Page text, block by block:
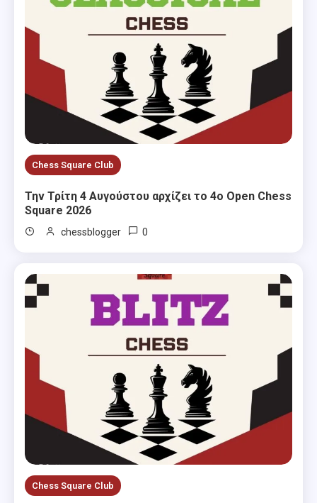
Chess Square Club
Την Τρίτη 4 Αυγούστου αρχίζει το 4ο Open Chess
Square 2026
chessblogger 0
Chess Square Club